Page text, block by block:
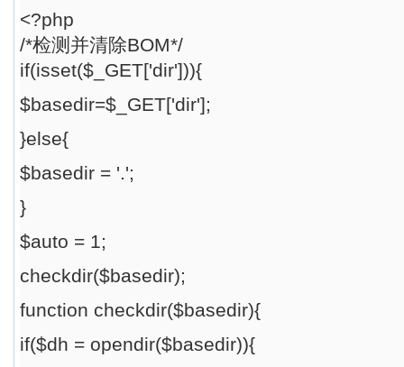
<?php
/*检测并清除BOM*/
if(isset($_GET['dir'])){
$basedir=$_GET['dir'];
}else{
$basedir = '.';
}
$auto = 1;
checkdir($basedir);
function checkdir($basedir){
if($dh = opendir($basedir)){